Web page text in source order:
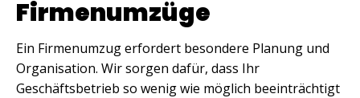
Firmenumzüge
Ein Firmenumzug erfordert besondere Planung und
Organisation. Wir sorgen dafür, dass Ihr
Geschäftsbetrieb so wenig wie möglich beeinträchtigt